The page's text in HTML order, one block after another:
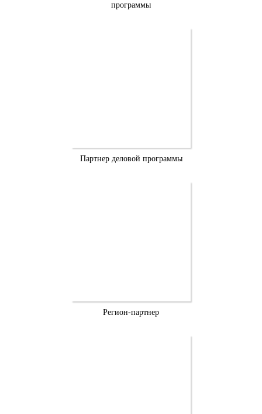
программы
Партнер деловой программы
Регион-партнер